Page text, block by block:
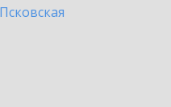
Псковская